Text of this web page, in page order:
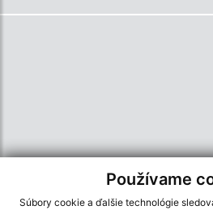
Používame
Súbory cookie a ďalšie technológie